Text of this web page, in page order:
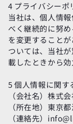
4 プライバシーポ
当社は、個人情
べく継続的に努
を変更すること
ついては、当社
載したときから効
5 個人情報に関す
（会社名）株式
（所在地）東京
（連絡先）